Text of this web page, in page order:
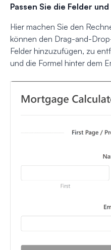
Passen Sie die Felder
Hier machen Sie den
können den Drag-and-
Felder hinzuzufügen, zu
und die Formel hinter dem